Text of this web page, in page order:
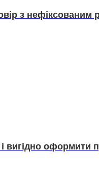
з нефіксованим
вигідно оформити